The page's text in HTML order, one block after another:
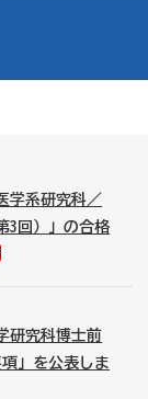
学系研究科／
3回）」の合格
研究科博士前
」を公表しま